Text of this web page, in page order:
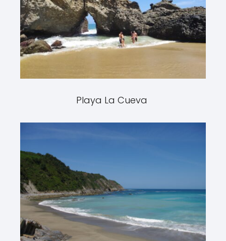
Playa La Cueva